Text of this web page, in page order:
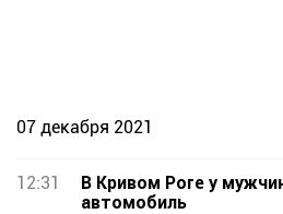
07 декабря 2021
12:31
В Кривом Роге у
автомобиль